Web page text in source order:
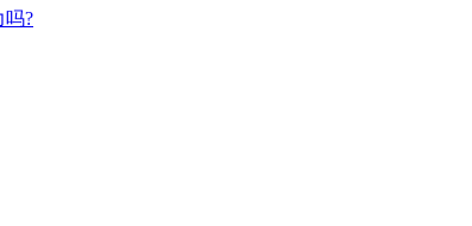
吗?